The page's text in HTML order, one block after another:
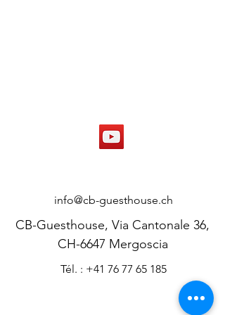
info@cb-guesthouse.ch
CB-Guesthouse, Via Cantonale 36,
CH-6647 Mergoscia
Tél. : +41 76 77 65 185